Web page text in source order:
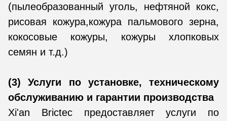
(пылеобразованный уголь, нефтяной кокс,
рисовая кожура,кожура пальмового зерна,
кокосовые кожуры, кожуры хлопковых
семян и т.д.)
(3) Услуги по установке, техническому
обслуживанию и гарантии производства
Xi'an Brictec предоставляет услуги по